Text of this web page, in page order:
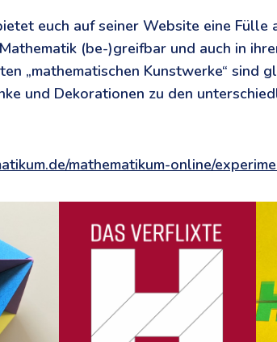
euch auf seiner Website eine Fülle
(be-)greifbar und auch in
„mathematischen Kunstwerke“ sind
und Dekorationen zu den
mathematikum-online/